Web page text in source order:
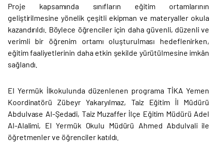
Proje kapsamında sınıfların eğitim ortamlarının
geliştirilmesine yönelik çeşitli ekipman ve materyaller okula
kazandırıldı. Böylece öğrenciler için daha güvenli, düzenli ve
verimli bir öğrenim ortamı oluşturulması hedeflenirken,
eğitim faaliyetlerinin daha etkin şekilde yürütülmesine imkân
sağlandı.
El Yermük İlkokulunda düzenlenen programa TİKA Yemen
Koordinatörü Zübeyr Yakaryılmaz, Taiz Eğitim İl Müdürü
Abdulvase Al-Şedadi, Taiz Muzaffer İlçe Eğitim Müdürü Adel
Al-Alalimi, El Yermük Okulu Müdürü Ahmed Abdulvali ile
öğretmenler ve öğrenciler katıldı.